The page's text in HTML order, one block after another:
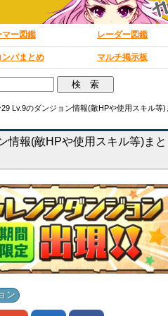
マー図鑑 レーダー図鑑
ンパまとめ マルチ掲示板
Lv.9のダンジョン情報(敵HPや使用スキル等)
情報(敵HPや使用スキル等)まと
ン